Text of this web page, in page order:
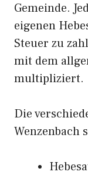
Gemeinde.
eigenen
Steuer zu
mit dem
multipliziert.
Die
Wenzenbach